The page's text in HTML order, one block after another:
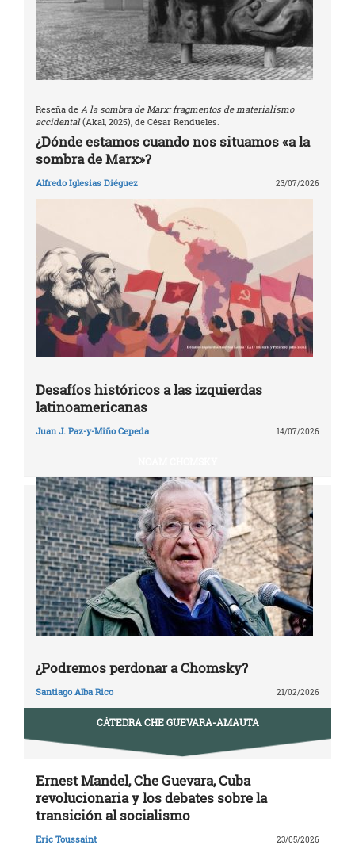
Reseña de A la sombra de Marx: fragmentos de materialismo
accidental(Akal, 2025), de César Rendueles.
¿Dónde estamos cuando nos situamos «a la
sombra de Marx»?
Alfredo Iglesias Diéguez 23/07/2026
Desafíos históricos a las izquierdas
latinoamericanas
Juan J. Paz-y-Miño Cepeda 14/07/2026
¿Podremos perdonar a Chomsky?
Santiago Alba Rico 21/02/2026
CÁTEDRA CHE GUEVARA-AMAUTA
Ernest Mandel, Che Guevara, Cuba
revolucionaria y los debates sobre la
transición al socialismo
Eric Toussaint 23/05/2026